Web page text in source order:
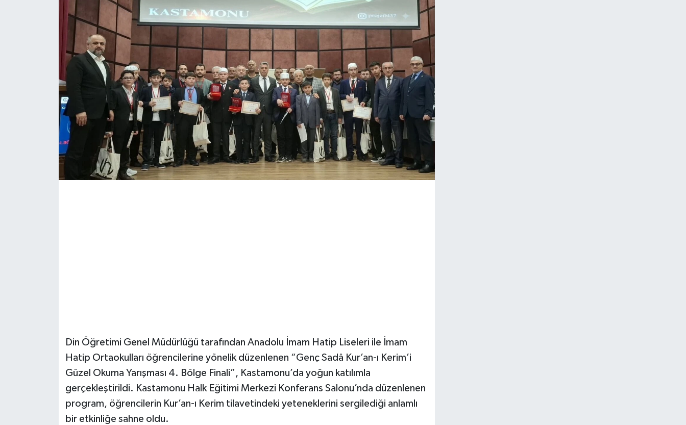
Din Öğretimi Genel Müdürlüğü tarafından Anadolu İmam Hatip Liseleri ile İmam
Hatip Ortaokulları öğrencilerine yönelik düzenlenen “Genç Sadâ Kur’an-ı Kerim’i
Güzel Okuma Yarışması 4. Bölge Finali”, Kastamonu’da yoğun katılımla
gerçekleştirildi. Kastamonu Halk Eğitimi Merkezi Konferans Salonu’nda düzenlenen
program, öğrencilerin Kur’an-ı Kerim tilavetindeki yeteneklerini sergilediği anlamlı
bir etkinliğe sahne oldu.
Daday Haberleri
Devrekani Haberleri
Doğanyurt Haberleri
Hanönü Haberleri
İhsangazi Haberleri
İnebolu Haberleri
Karadeniz Haberleri
Ulusal Haberler
Teknoloji Haberleri